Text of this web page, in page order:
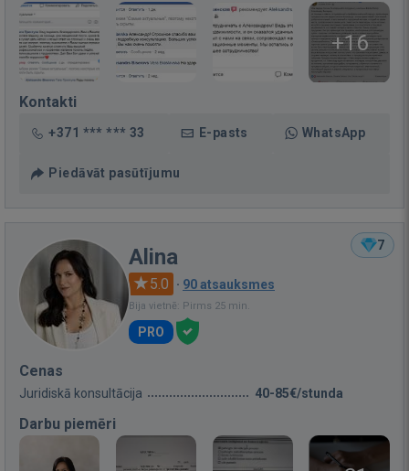
+16
Kontakti
+371 *** *** 33 E-pasts WhatsApp
Piedāvāt pasūtījumu
7
Alina
5.0 · 90 atsauksmes
Bija vietnē: Pirms 25 min.
PRO
Cenas
Juridiskā konsultācija 40-85€/stunda
Darbu piemēri